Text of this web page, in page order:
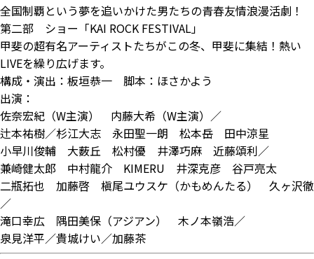
全国制覇という夢を追いかけた男たちの青春友情浪漫活劇！
第二部 ショー「KAI ROCK FESTIVAL」
甲斐の超有名アーティストたちがこの冬、甲斐に集結！熱い
LIVEを繰り広げます。
構成・演出：板垣恭一 脚本：ほさかよう
出演：
佐奈宏紀（W主演） 内藤大希（W主演）／
辻本祐樹／杉江大志 永田聖一朗 松本岳 田中涼星
小早川俊輔 大薮丘 松村優 井澤巧麻 近藤頌利／
兼崎健太郎 中村龍介 KIMERU 井深克彦 谷戸亮太
二瓶拓也 加藤啓 槇尾ユウスケ（かもめんたる） 久ヶ沢徹
／
滝口幸広 隅田美保（アジアン） 木ノ本嶺浩／
泉見洋平／貴城けい／加藤茶